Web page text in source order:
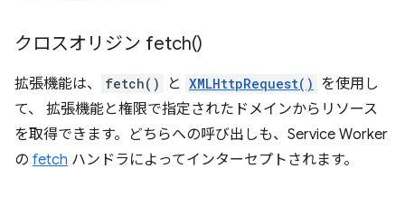
クロスオリジン fetch()
拡張機能は、 fetch() と XMLHttpRequest() を使用し
て、 拡張機能と権限で指定されたドメインからリソース
を取得できます。どちらへの呼び出しも、Service Worker
の fetch ハンドラによってインターセプトされます。